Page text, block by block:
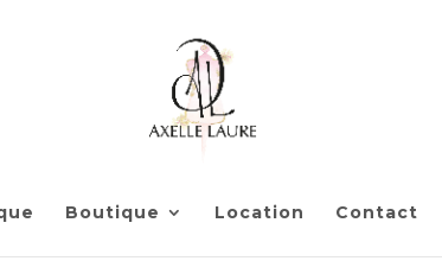
Boutique Location Contact